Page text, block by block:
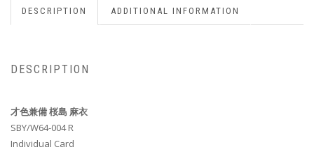
DESCRIPTION ADDITIONAL INFORMATION
DESCRIPTION
才色兼備 桜島 麻衣
SBY/W64-004 R
Individual Card